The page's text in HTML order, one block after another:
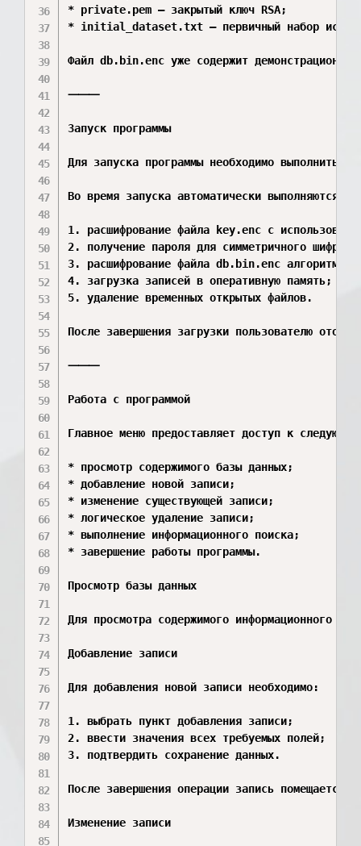
* private.pem — закрытый ключ RSA;
* initial_dataset.txt — первичный набор
Файл db.bin.enc уже содержит
⸻
Запуск программы
Для запуска программы необходимо выполнить
Во время запуска автоматически выполняются
1. расшифрование файла key.enc с
2. получение пароля для симметричного
3. расшифрование файла db.bin.enc алгоритмом
4. загрузка записей в оперативную память;
5. удаление временных открытых файлов.
После завершения загрузки пользователю
⸻
Работа с программой
Главное меню предоставляет доступ к
* просмотр содержимого базы данных;
* добавление новой записи;
* изменение существующей записи;
* логическое удаление записи;
* выполнение информационного поиска;
* завершение работы программы.
Просмотр базы данных
Для просмотра содержимого информационного
Добавление записи
Для добавления новой записи необходимо:
1. выбрать пункт добавления записи;
2. ввести значения всех требуемых полей;
3. подтвердить сохранение данных.
После завершения операции запись помещается
Изменение записи